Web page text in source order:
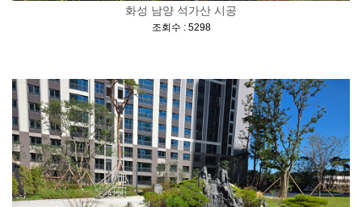
화성 남양 석가산 시공
조회수 : 5298]